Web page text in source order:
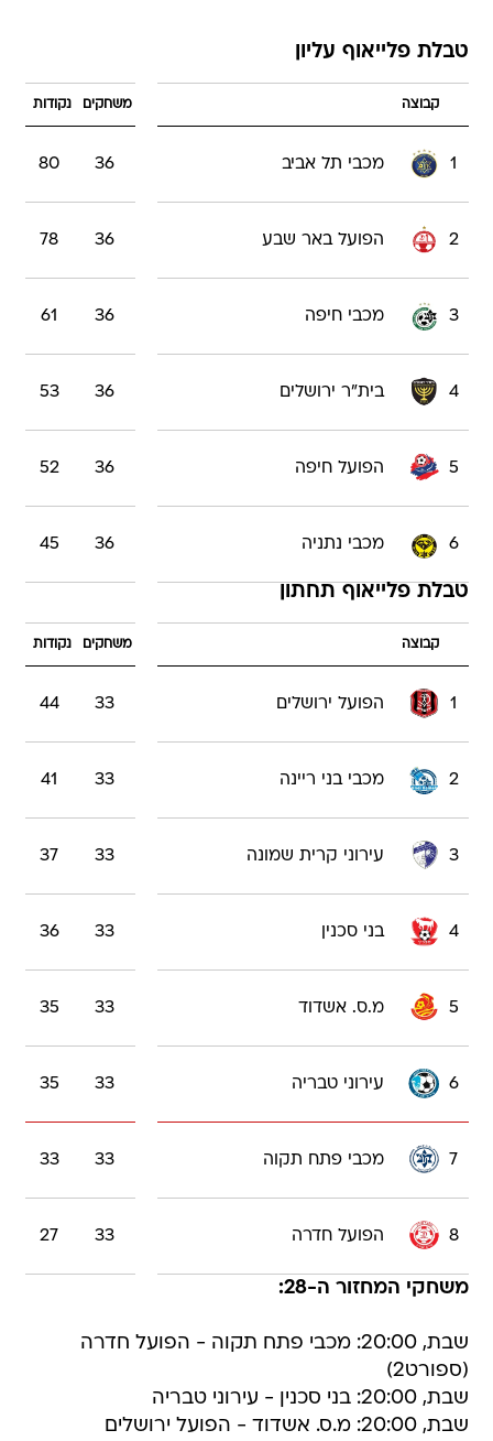
טבלת פלייאוף עליון
קבוצה משחקים נקודות
1 מכבי תל אביב 36
80
2 הפועל באר שבע 36
78
3 מכבי חיפה 36
61
4 בית"ר ירושלים 36
53
5 הפועל חיפה 36
52
6 מכבי נתניה 36
45
טבלת פלייאוף תחתון
קבוצה משחקים נקודות
1 הפועל ירושלים 33
44
2 מכבי בני ריינה 33
41
3 עירוני קרית שמונה 33
37
4 בני סכנין 33
36
5 מ.ס. אשדוד 33
35
6 עירוני טבריה 33
35
7 מכבי פתח תקוה 33
33
8 הפועל חדרה 33
27
משחקי המחזור ה-28:
שבת, 20:00: מכבי פתח תקוה - הפועל חדרה
(ספורט2)
שבת, 20:00: בני סכנין - עירוני טבריה
שבת, 20:00: מ.ס. אשדוד - הפועל ירושלים